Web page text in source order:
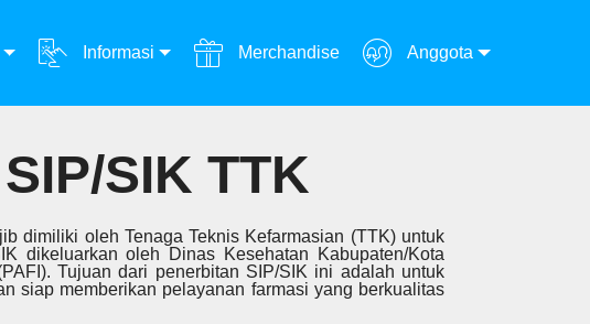
Informasi Merchandise Anggota
SIK TTK
dimiliki oleh Tenaga Teknis Kefarmasian (TTK) untuk
dikeluarkan oleh Dinas Kesehatan Kabupaten/Kota
Tujuan dari penerbitan SIP/SIK ini adalah untuk
siap memberikan pelayanan farmasi yang berkualitas